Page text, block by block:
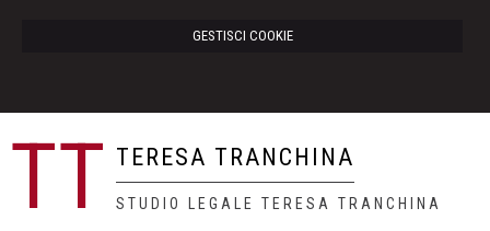
GESTISCI COOKIE
TT TERESA TRANCHINA
STUDIO LEGALE TERESA TRANCHINA